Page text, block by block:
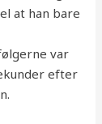
at han bare
var
efter